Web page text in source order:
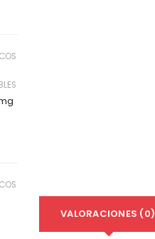
VALORACIONES (0)